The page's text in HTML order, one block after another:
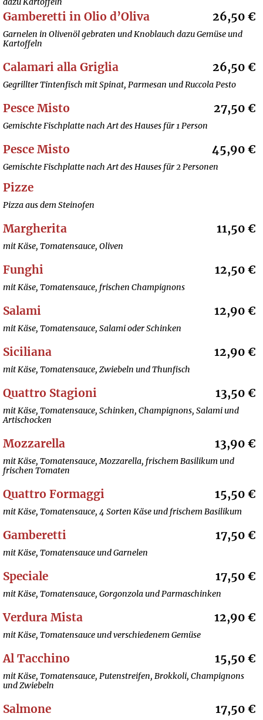
Gamberetti in Olio d’Oliva 26,50 €
Garnelen in Olivenöl gebraten und Knoblauch dazu Gemüse und
Kartoffeln
Calamari alla Griglia 26,50 €
Gegrillter Tintenfisch mit Spinat, Parmesan und Ruccola Pesto
Pesce Misto 27,50 €
Gemischte Fischplatte nach Art des Hauses für 1 Person
Pesce Misto 45,90 €
Gemischte Fischplatte nach Art des Hauses für 2 Personen
Pizze
Pizza aus dem Steinofen
Margherita 11,50 €
mit Käse, Tomatensauce, Oliven
Funghi 12,50 €
mit Käse, Tomatensauce, frischen Champignons
Salami 12,90 €
mit Käse, Tomatensauce, Salami oder Schinken
Siciliana 12,90 €
mit Käse, Tomatensauce, Zwiebeln und Thunfisch
Quattro Stagioni 13,50 €
mit Käse, Tomatensauce, Schinken, Champignons, Salami und
Artischocken
Mozzarella 13,90 €
mit Käse, Tomatensauce, Mozzarella, frischem Basilikum und
frischen Tomaten
Quattro Formaggi 15,50 €
mit Käse, Tomatensauce, 4 Sorten Käse und frischem Basilikum
Gamberetti 17,50 €
mit Käse, Tomatensauce und Garnelen
Speciale 17,50 €
mit Käse, Tomatensauce, Gorgonzola und Parmaschinken
Verdura Mista 12,90 €
mit Käse, Tomatensauce und verschiedenem Gemüse
Al Tacchino 15,50 €
mit Käse, Tomatensauce, Putenstreifen, Brokkoli, Champignons
und Zwiebeln
Salmone 17,50 €